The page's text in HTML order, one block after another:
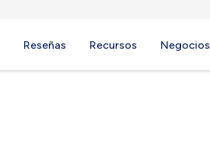
Reseñas Recursos Negocios